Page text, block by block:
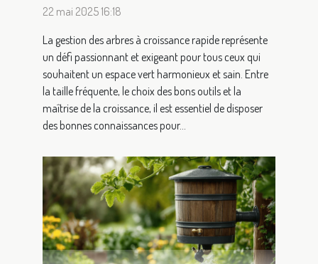
22 mai 2025 16:18
La gestion des arbres à croissance rapide représente
un défi passionnant et exigeant pour tous ceux qui
souhaitent un espace vert harmonieux et sain. Entre
la taille fréquente, le choix des bons outils et la
maîtrise de la croissance, il est essentiel de disposer
des bonnes connaissances pour...